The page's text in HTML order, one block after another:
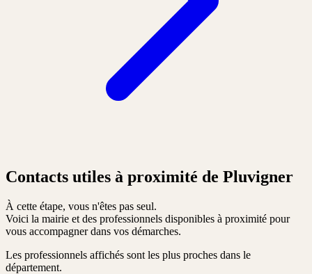
Contacts utiles à proximité de Pluvigner
À cette étape, vous n'êtes pas seul.
Voici la mairie et des professionnels disponibles à proximité pour
vous accompagner dans vos démarches.
Les professionnels affichés sont les plus proches dans le
département.